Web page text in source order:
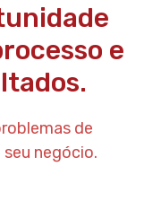
e
de
negócio.